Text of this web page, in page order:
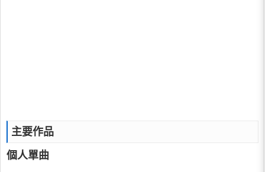
主要作品
個人單曲